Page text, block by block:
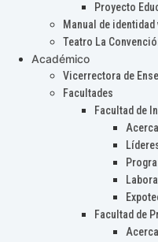
Proyecto
Manual de identidad
Teatro La
Académico
Vicerrectora de
Facultades
Facultad de
Facultad de